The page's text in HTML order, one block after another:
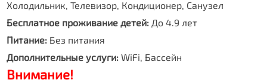
Холодильник, Телевизор, Кондиционер, Санузел
Бесплатное проживание детей: До 4.9 лет
Питание: Без питания
Дополнительные услуги: WiFi, Бассейн
Внимание!